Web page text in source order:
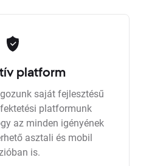
platform
saját fejlesztésű
platformunk
az minden igényének
asztali és mobil
is.